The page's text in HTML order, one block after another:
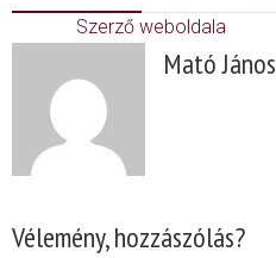
Szerző weboldala
Mató János
Vélemény, hozzászólás?